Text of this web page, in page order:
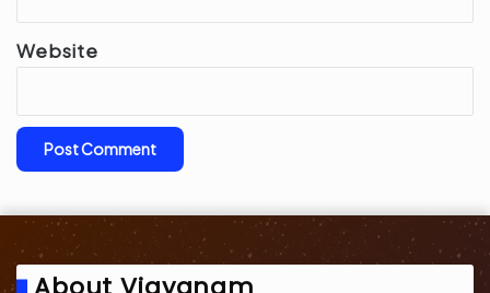
Website